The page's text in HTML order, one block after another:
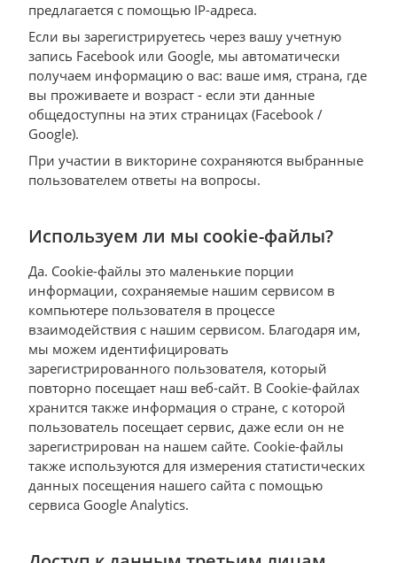
предлагается с помощью IP-адреса.
Если вы зарегистрируетесь через вашу учетную
запись Facebook или Google, мы автоматически
получаем информацию о вас: ваше имя, страна, где
вы проживаете и возраст - если эти данные
общедоступны на этих страницах (Facebook /
Google).
При участии в викторине сохраняются выбранные
пользователем ответы на вопросы.
Используем ли мы cookie-файлы?
Да. Сookie-файлы это маленькие порции
информации, сохраняемые нашим сервисом в
компьютере пользователя в процессе
взаимодействия с нашим сервисом. Благодаря им,
мы можем идентифицировать
зарегистрированного пользователя, который
повторно посещает наш веб-сайт. В Сookie-файлах
хранится также информация о стране, с которой
пользователь посещает сервис, даже если он не
зарегистрирован на нашем сайте. Сookie-файлы
также используются для измерения статистических
данных посещения нашего сайта с помощью
сервиса Google Analytics.